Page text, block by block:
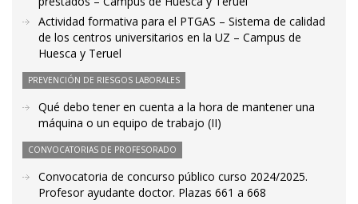
Actividad formativa para el PTGAS – Sistema de calidad
de los centros universitarios en la UZ – Campus de
Huesca y Teruel
PREVENCIÓN DE RIESGOS LABORALES
Qué debo tener en cuenta a la hora de mantener una
máquina o un equipo de trabajo (II)
CONVOCATORIAS DE PROFESORADO
Convocatoria de concurso público curso 2024/2025.
Profesor ayudante doctor. Plazas 661 a 668